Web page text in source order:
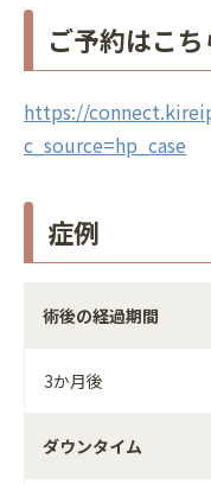
ご予約はこち
https://
c_source=hp_case
症例
術後の経過期間
3か月後
ダウンタイム